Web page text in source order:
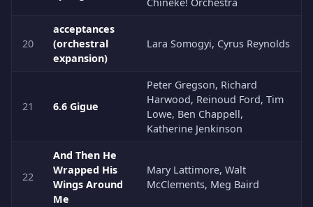
20
acceptances
(orchestral
expansion)
Lara Somogyi, Cyrus Reynolds
21 6.6 Gigue
Peter Gregson, Richard
Harwood, Reinoud Ford, Tim
Lowe, Ben Chappell,
Katherine Jenkinson
22
And Then He
Wrapped His
Wings Around
Me
Mary Lattimore, Walt
McClements, Meg Baird